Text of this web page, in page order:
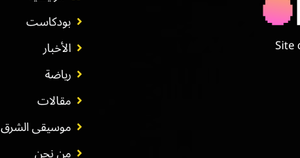
Site
بودكاست
الأخبار
رياضة
مقالات
موسيقى الشرق